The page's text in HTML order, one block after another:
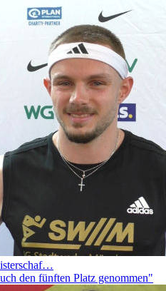
den fünften Platz genommen"